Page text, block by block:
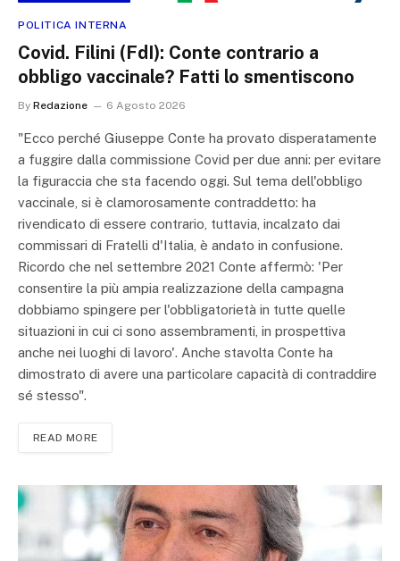
POLITICA INTERNA
Covid. Filini (FdI): Conte contrario a
obbligo vaccinale? Fatti lo smentiscono
By Redazione 6 Agosto 2026
"Ecco perché Giuseppe Conte ha provato disperatamente
a fuggire dalla commissione Covid per due anni: per evitare
la figuraccia che sta facendo oggi. Sul tema dell'obbligo
vaccinale, si è clamorosamente contraddetto: ha
rivendicato di essere contrario, tuttavia, incalzato dai
commissari di Fratelli d'Italia, è andato in confusione.
Ricordo che nel settembre 2021 Conte affermò: 'Per
consentire la più ampia realizzazione della campagna
dobbiamo spingere per l'obbligatorietà in tutte quelle
situazioni in cui ci sono assembramenti, in prospettiva
anche nei luoghi di lavoro'. Anche stavolta Conte ha
dimostrato di avere una particolare capacità di contraddire
sé stesso".
READ MORE